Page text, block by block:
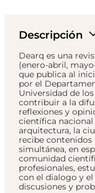
Descripción
Dearq es una
(enero-abril,
que publica al
por el
Universidad de
contribuir a la
reflexiones y
científica
arquitectura, la
recibe
simultánea, en
comunidad
profesionales,
con el dialogo y
discusiones y